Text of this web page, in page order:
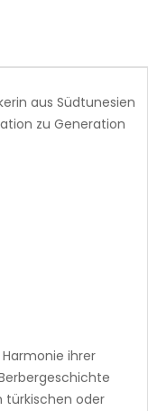
aus Südtunesien
zu Generation
ihrer
türkischen oder